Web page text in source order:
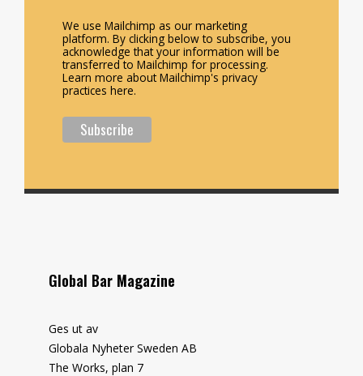
We use Mailchimp as our marketing
platform. By clicking below to subscribe, you
acknowledge that your information will be
transferred to Mailchimp for processing.
Learn more about Mailchimp's privacy
practices here.
Global Bar Magazine
Ges ut av
Globala Nyheter Sweden AB
The Works, plan 7